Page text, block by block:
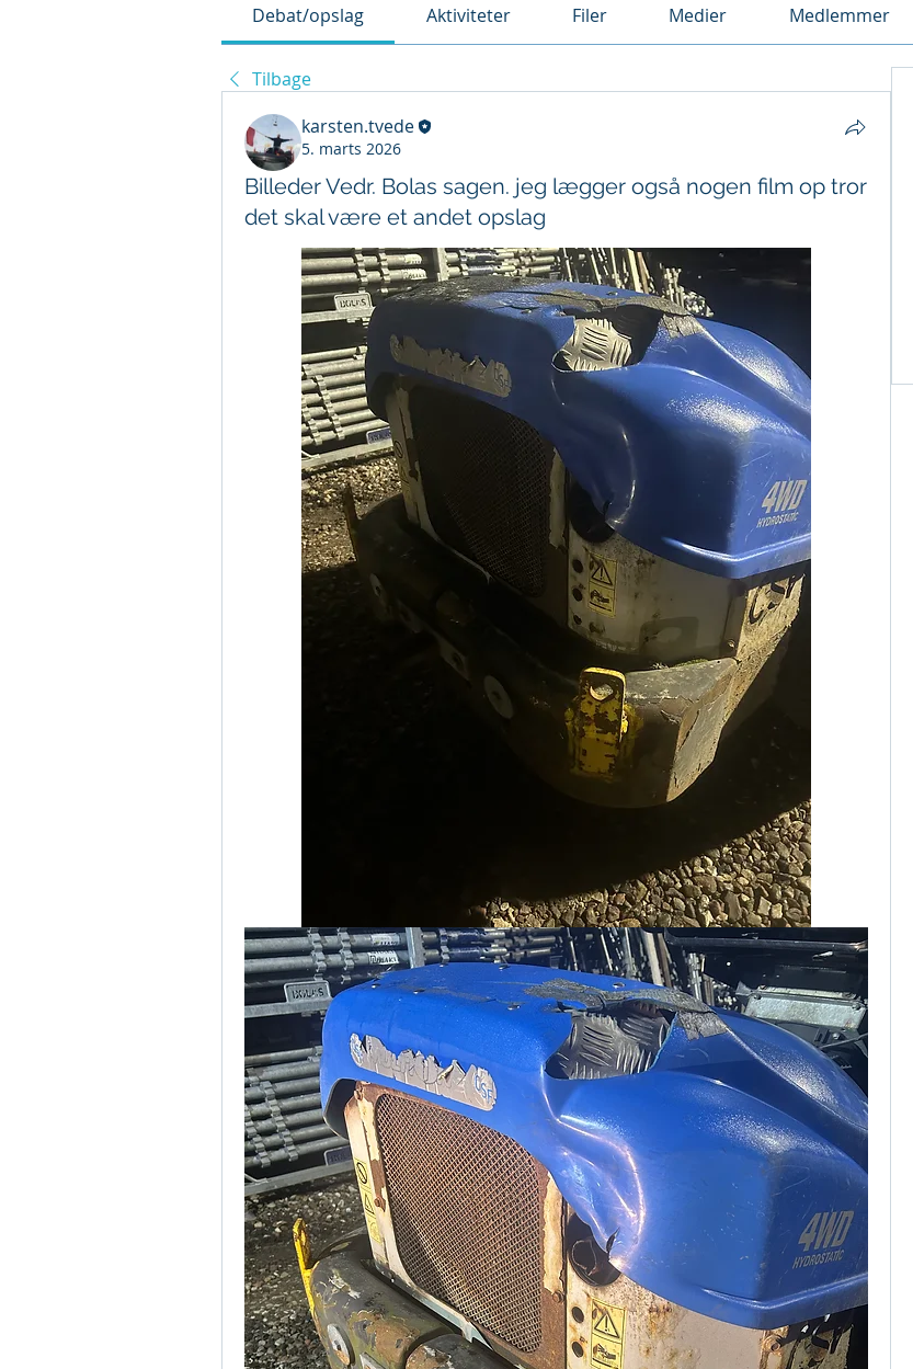
Debat/opslag Aktiviteter Filer Medier Medlemmer
Tilbage
karsten.tvede
5. marts 2026
Billeder Vedr. Bolas sagen. jeg lægger også nogen film op tror
det skal være et andet opslag